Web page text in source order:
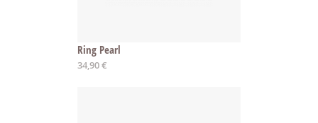
Ring Pearl
Ab
34,90 €